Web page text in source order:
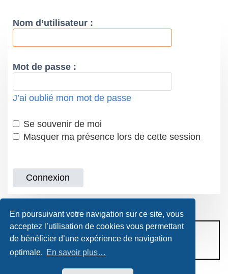
En poursuivant votre navigation sur ce site, vous
acceptez l’utilisation de cookies vous permettant
de bénéficier d’une expérience de navigation
optimale. En savoir plus…
Nom d’utilisateur :
Mot de passe :
J’ai oublié mon mot de passe
Se souvenir de moi
Masquer ma présence lors de cette session
CONDITIONS D’UTILISATION
POLITIQUE DE VIE PRIVÉE